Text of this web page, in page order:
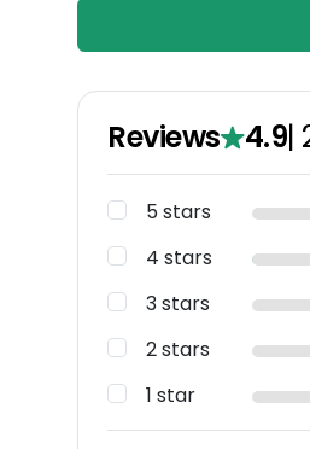
Reviews 4.9|
5 stars
4 stars
3 stars
2 stars
1 star